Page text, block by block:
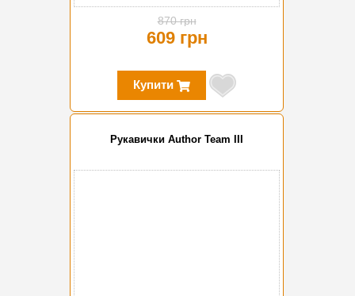
870 грн
609 грн
Купити
Рукавички Author Team III